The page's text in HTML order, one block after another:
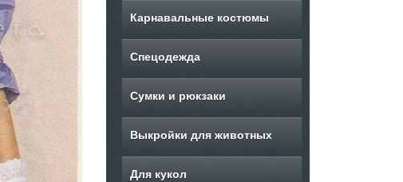
Карнавальные костюмы
Спецодежда
Сумки и рюкзаки
Выкройки для животных
Для кукол